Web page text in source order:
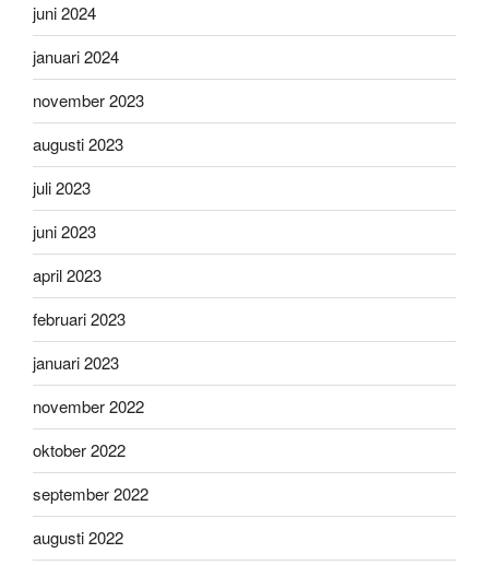
juni 2024
januari 2024
november 2023
augusti 2023
juli 2023
juni 2023
april 2023
februari 2023
januari 2023
november 2022
oktober 2022
september 2022
augusti 2022